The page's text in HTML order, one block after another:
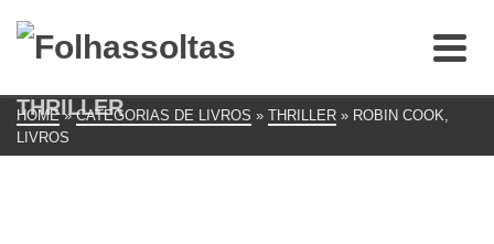
THRILLER
HOME » CATEGORIAS DE LIVROS » THRILLER » ROBIN COOK,
LIVROS